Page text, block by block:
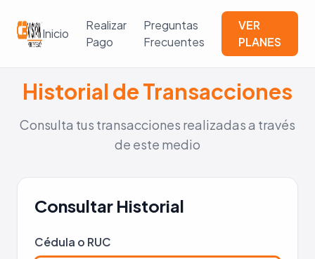
Inicio
Realizar
Pago
Preguntas
Frecuentes
VER
PLANES
Historial de Transacciones
Consulta tus transacciones realizadas a través
de este medio
Consultar Historial
Cédula o RUC